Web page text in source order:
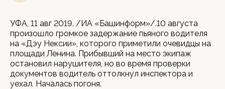
УФА, 11 авг 2019. /ИА «Башинформ»/.10 августа
произошло громкое задержание пьяного водителя
на «Дэу Нексии», которого приметили очевидцы на
площади Ленина. Прибывший на место экипаж
остановил нарушителя, но во время проверки
документов водитель оттолкнул инспектора и
уехал. Началась погоня.